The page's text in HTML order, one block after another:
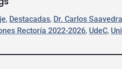
, Destacadas, Dr. Carlos
Rectoría 2022-2026, UdeC,